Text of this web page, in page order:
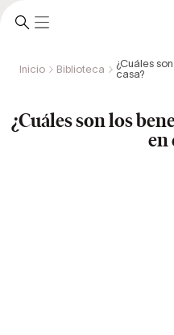
Inicio Biblioteca
¿Cuáles
casa?
¿Cuáles son los
en